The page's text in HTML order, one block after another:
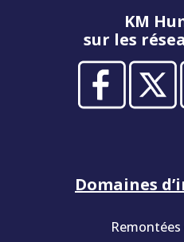
KM
sur les
Domaines